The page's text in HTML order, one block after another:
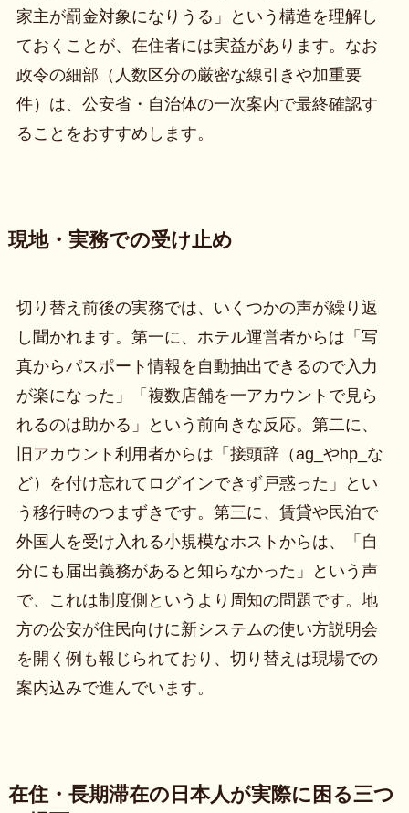
家主が罰金対象になりうる」という構造を理解し
ておくことが、在住者には実益があります。なお
政令の細部（人数区分の厳密な線引きや加重要
件）は、公安省・自治体の一次案内で最終確認す
ることをおすすめします。
現地・実務での受け止め
切り替え前後の実務では、いくつかの声が繰り返
し聞かれます。第一に、ホテル運営者からは「写
真からパスポート情報を自動抽出できるので入力
が楽になった」「複数店舗を一アカウントで見ら
れるのは助かる」という前向きな反応。第二に、
旧アカウント利用者からは「接頭辞（ag_やhp_な
ど）を付け忘れてログインできず戸惑った」とい
う移行時のつまずきです。第三に、賃貸や民泊で
外国人を受け入れる小規模なホストからは、「自
分にも届出義務があると知らなかった」という声
で、これは制度側というより周知の問題です。地
方の公安が住民向けに新システムの使い方説明会
を開く例も報じられており、切り替えは現場での
案内込みで進んでいます。
在住・長期滞在の日本人が実際に困る三つ